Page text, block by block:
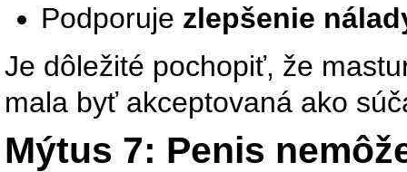
Podporuje zlepšenie
Je dôležité pochopiť, že
mala byť akceptovaná ako
Mýtus 7: Penis